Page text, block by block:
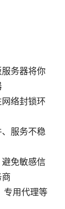
务器将你
络封锁环
服务不稳
免敏感信
专用代理等